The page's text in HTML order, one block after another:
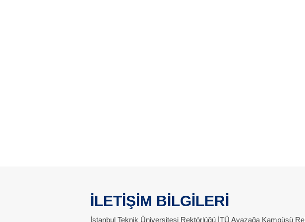
İLETİŞİM BİLGİLERİ
İstanbul Teknik Üniversitesi Rektörlüğü İTÜ Ayazağa Kampüsü